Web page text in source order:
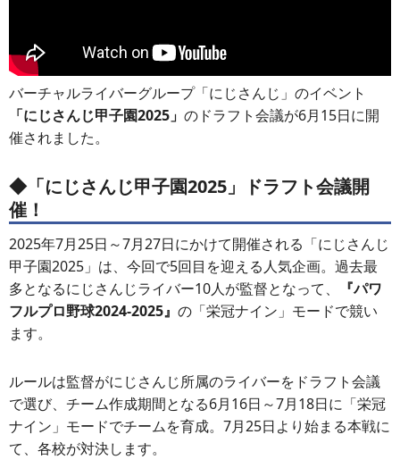
バーチャルライバーグループ「にじさんじ」のイベント
「にじさんじ甲子園2025」 のドラフト会議が6月15日に開
催されました。
◆「にじさんじ甲子園2025」ドラフト会議開
催！
2025年7月25日～7月27日にかけて開催される「にじさんじ
甲子園2025」は、今回で5回目を迎える人気企画。過去最
多となるにじさんじライバー10人が監督となって、
『パワ
フルプロ野球2024-2025』 の「栄冠ナイン」モードで競い
ます。
ルールは監督がにじさんじ所属のライバーをドラフト会議
で選び、チーム作成期間となる6月16日～7月18日に「栄冠
ナイン」モードでチームを育成。7月25日より始まる本戦に
て、各校が対決します。